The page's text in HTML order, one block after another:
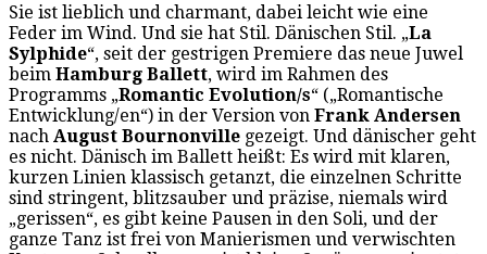
Sie ist lieblich und charmant, dabei leicht wie eine
Feder im Wind. Und sie hat Stil. Dänischen Stil. „La
Sylphide“, seit der gestrigen Premiere das neue Juwel
beim Hamburg Ballett, wird im Rahmen des
Programms „Romantic Evolution/s“ („Romantische
Entwicklung/en“) in der Version von Frank Andersen
nach August Bournonville gezeigt. Und dänischer geht
es nicht. Dänisch im Ballett heißt: Es wird mit klaren,
kurzen Linien klassisch getanzt, die einzelnen Schritte
sind stringent, blitzsauber und präzise, niemals wird
„gerissen“, es gibt keine Pausen in den Soli, und der
ganze Tanz ist frei von Manierismen und verwischten